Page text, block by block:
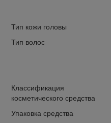
Тип кожи головы
Тип волос
Классификация
косметического средства
Упаковка средства